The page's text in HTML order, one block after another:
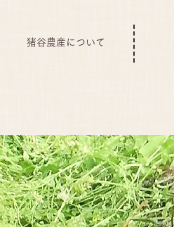
猪谷農産について